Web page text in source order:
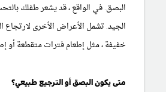
البصق. في الواقع ، قد يشعر طفلك
الجيد. تشمل الأعراض الأخرى لارتجاع
خفيفة ، مثل إطعام فترات متقطعة أو
متى يكون البصق أو الترجيع طبيعي؟